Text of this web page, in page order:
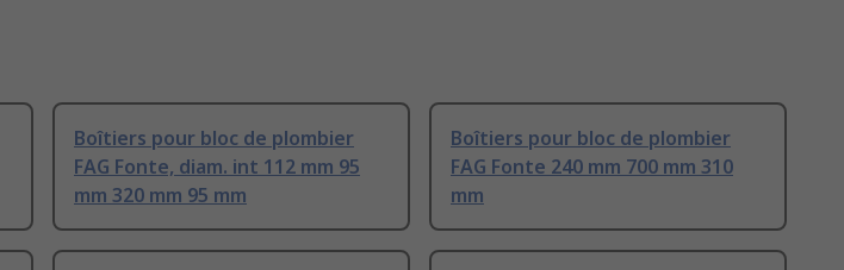
Boîtiers pour bloc de plombier
FAG Fonte, diam. int 112 mm 95
mm 320 mm 95 mm
Boîtiers pour bloc de plombier
FAG Fonte 240 mm 700 mm 310
mm